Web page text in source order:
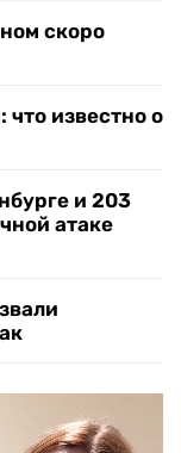
скоро
что известно о
и 203
атаке